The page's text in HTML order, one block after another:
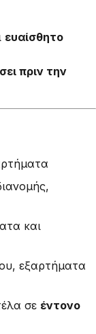
ευαίσθητο
πριν την
και
εξαρτήματα
σε έντονο